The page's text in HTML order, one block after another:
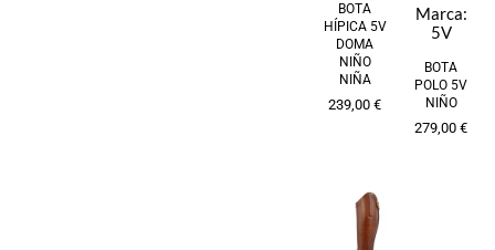
BOTA
HÍPICA 5V
DOMA
NIÑO
NIÑA
239,00 €
Marca:
5V
BOTA
POLO 5V
NIÑO
279,00 €